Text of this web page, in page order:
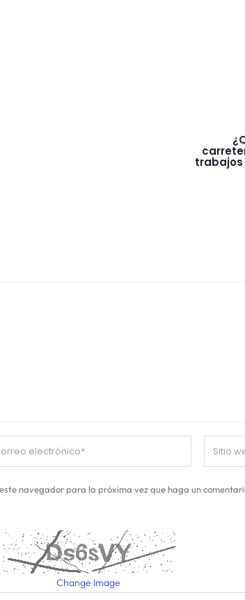
trabajos
navegador para la próxima vez que haga un
Change Image